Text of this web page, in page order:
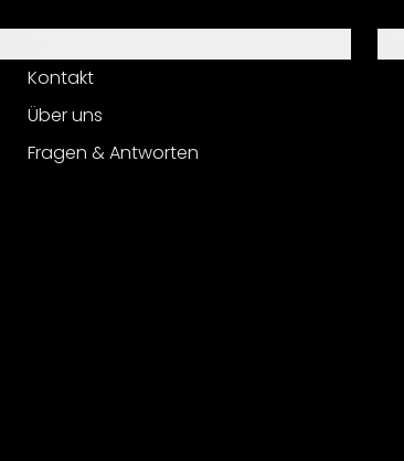
Kontakt
Über uns
Fragen & Antworten